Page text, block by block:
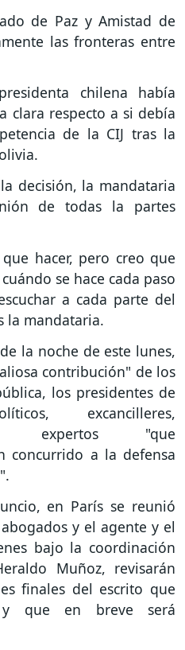
de Paz y Amistad de
las fronteras entre
chilena había
clara respecto a si debía
de la CIJ tras la
decisión, la mandataria
de todas la partes
hacer, pero creo que
se hace cada paso
a cada parte del
la mandataria.
la noche de este lunes,
contribución" de los
los presidentes de
excancilleres,
expertos "que
concurrido a la defensa
en París se reunió
y el agente y el
bajo la coordinación
Muñoz, revisarán
finales del escrito que
que en breve será